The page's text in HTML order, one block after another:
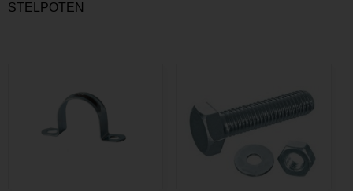
STELPOTEN